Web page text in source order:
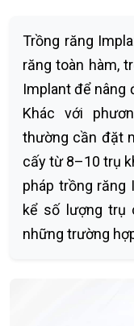
Trồng răng
răng toàn hàm,
Implant để nâng
Khác với
thường cần đặt
cấy từ 8–10 trụ
pháp trồng răng
kể số lượng trụ
những trường